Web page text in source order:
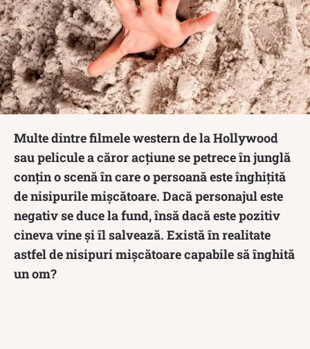
Multe dintre filmele western de la Hollywood
sau pelicule a căror acțiune se petrece în junglă
conțin o scenă în care o persoană este înghițită
de nisipurile mișcătoare. Dacă personajul este
negativ se duce la fund, însă dacă este pozitiv
cineva vine și îl salvează. Există în realitate
astfel de nisipuri mișcătoare capabile să înghită
un om?